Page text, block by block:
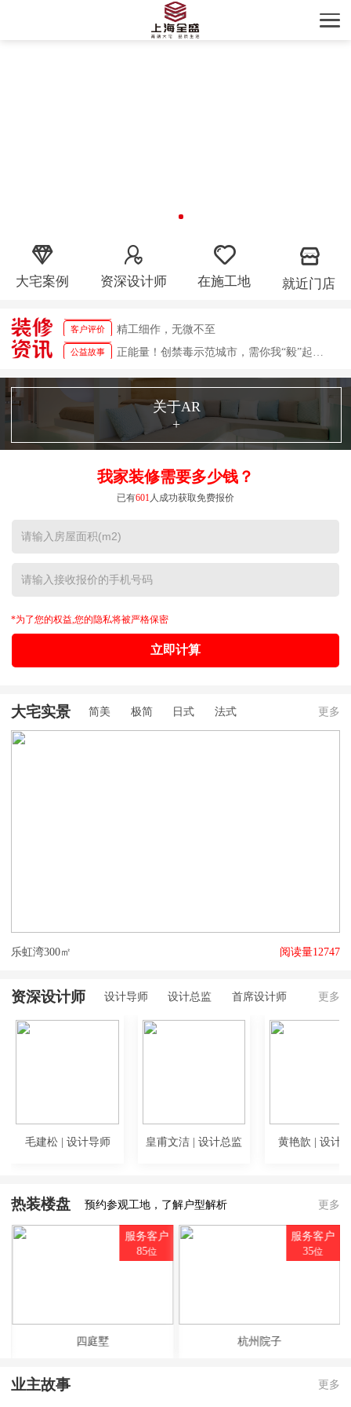
大宅案例 资深设计师 在施工地 就近门店
客户评价 精工细作，无微不至
客户评价 设计施工装修典范
公益故事 正能量！创禁毒示范城市，需你我“毅”起参与！
公益故事 正能量！创禁毒示范城市，需你我“毅”起参与！
关于AR
+
我家装修需要多少钱？
已有601人成功获取免费报价
*为了您的权益,您的隐私将被严格保密
立即计算
大宅实景 简美 极简 日式 法式 更多
乐虹湾300㎡ 阅读量12747
资深设计师 设计导师 设计总监 首席设计师 更多
毛建松 | 设计导师 皇甫文洁 | 设计总监 黄艳歆 | 设计
热装楼盘 预约参观工地，了解户型解析 更多
四庭墅
服务客户
85位
杭州院子
服务客户
35位
业主故事 更多